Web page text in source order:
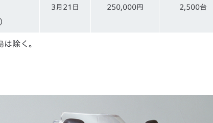
3月21日 250,000円 2,500台
除く。